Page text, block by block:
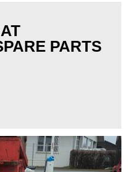
PARTS